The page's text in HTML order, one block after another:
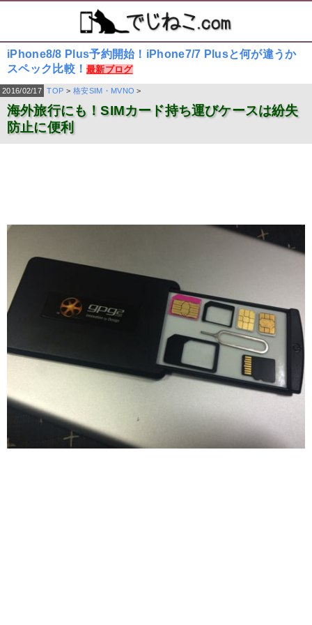
iPhone8/8 Plus予約開始！iPhone7/7 Plusと何が違うか
スペック比較！最新ブログ
2016/02/17 TOP > 格安SIM・MVNO >
海外旅行にも！SIMカード持ち運びケースは紛失
防止に便利